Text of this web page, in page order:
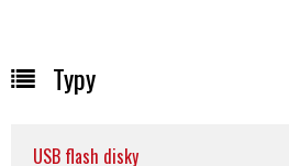
Typy
USB flash disky